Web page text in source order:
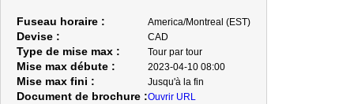
À propos
Nouvelles
Nous joindre
Fuseau horaire : America/Montreal (EST)
Devise : CAD
Type de mise max : Tour par tour
Mise max débute : 2023-04-10 08:00
Mise max fini : Jusqu'à la fin
Document de brochure :Ouvrir URL